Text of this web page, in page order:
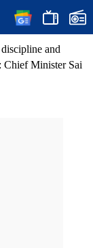
and
Chief Minister Sai